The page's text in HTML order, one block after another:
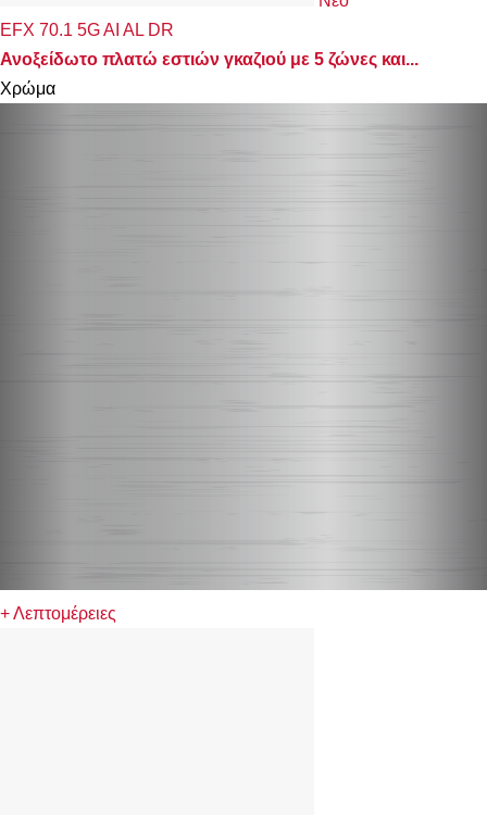
EFX 70.1 5G AI AL DR
Ανοξείδωτο πλατώ εστιών γκαζιού με 5 ζώνες και...
Χρώμα
+ Λεπτομέρειες